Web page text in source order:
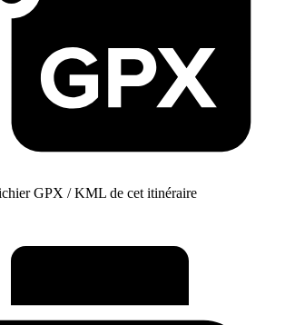
GPX / KML de cet itinéraire